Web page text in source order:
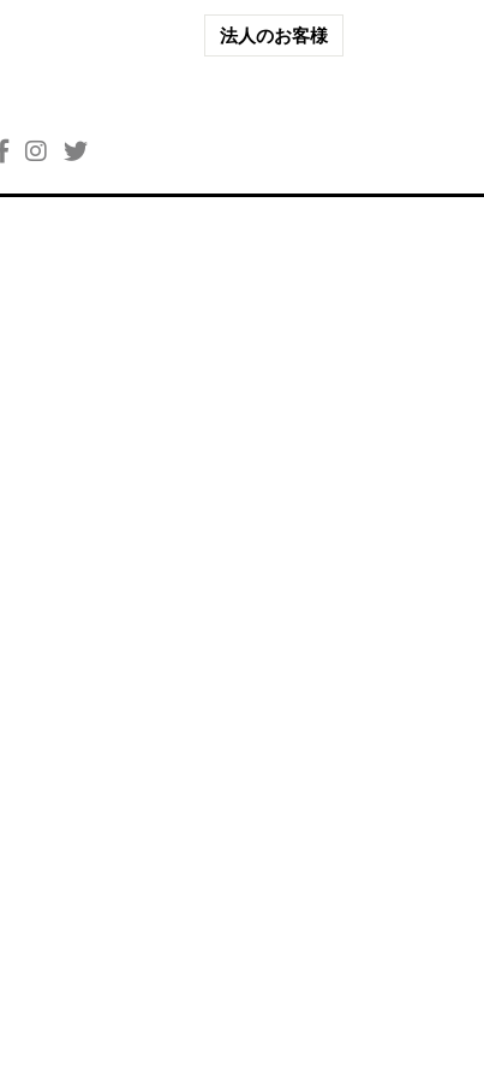
法人のお客様